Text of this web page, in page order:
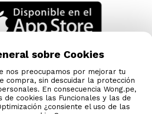
sobre Cookies
nos preocupamos por mejorar tu
compra, sin descuidar la protección
En consecuencia Wong.pe,
de cookies las Funcionales y las de
¿consiente el uso de las